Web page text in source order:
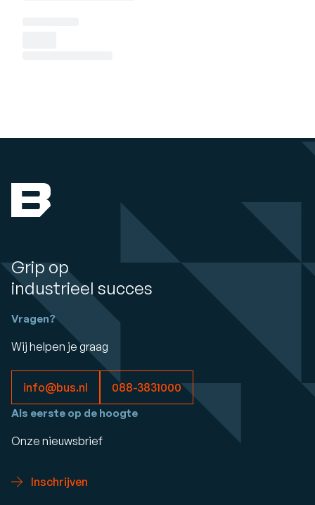
Grip op
industrieel succes
Vragen?
Wij helpen je graag
info@bus.nl 088-3831000
Als eerste op de hoogte
Onze nieuwsbrief
Inschrijven